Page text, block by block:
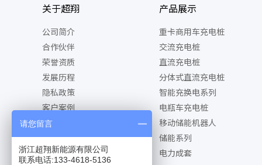
产品展示
重卡商用车充电桩
交流充电桩
直流充电桩
分体式直流充电桩
智能充换电系列
电瓶车充电桩
移动储能机器人
储能系列
电力成套
关于超翔
公司简介
合作伙伴
荣誉资质
发展历程
隐私政策
客户案例
请您留言
浙江超翔新能源有限公司
联系电话:133-4618-5136